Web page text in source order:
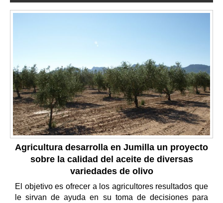
Agricultura desarrolla en Jumilla un proyecto
sobre la calidad del aceite de diversas
variedades de olivo
El objetivo es ofrecer a los agricultores resultados que
le sirvan de ayuda en su toma de decisiones para